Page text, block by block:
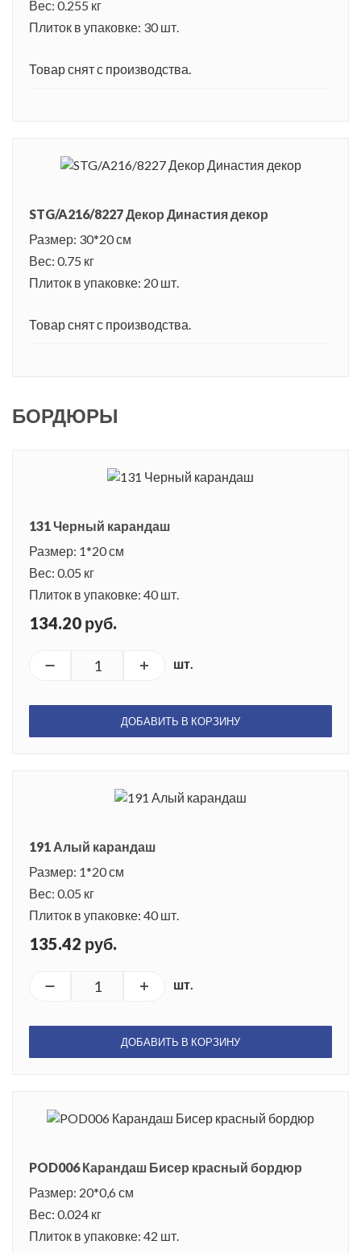
Вес: 0.255 кг
Плиток в упаковке: 30 шт.
Товар снят с производства.
STG/A216/8227 Декор Династия декор
Размер: 30*20 см
Вес: 0.75 кг
Плиток в упаковке: 20 шт.
Товар снят с производства.
БОРДЮРЫ
131 Черный карандаш
Размер: 1*20 см
Вес: 0.05 кг
Плиток в упаковке: 40 шт.
134.20 руб.
шт.
ДОБАВИТЬ В КОРЗИНУ
191 Алый карандаш
Размер: 1*20 см
Вес: 0.05 кг
Плиток в упаковке: 40 шт.
135.42 руб.
шт.
ДОБАВИТЬ В КОРЗИНУ
POD006 Карандаш Бисер красный бордюр
Размер: 20*0,6 см
Вес: 0.024 кг
Плиток в упаковке: 42 шт.